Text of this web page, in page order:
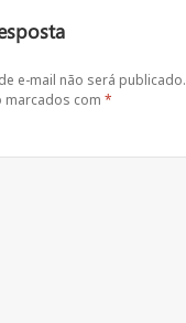
e-mail não será publicado.
marcados com*